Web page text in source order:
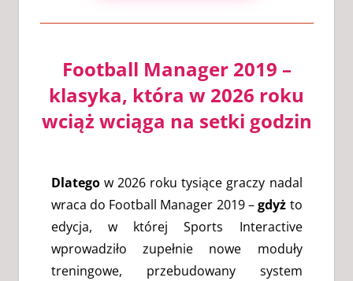
Football Manager 2019 –
klasyka, która w 2026 roku
wciąż wciąga na setki godzin
Dlategow 2026 roku tysiące graczy nadal
wraca do Football Manager 2019 –gdyż to
edycja, w której Sports Interactive
wprowadziło zupełnie nowe moduły
treningowe, przebudowany system